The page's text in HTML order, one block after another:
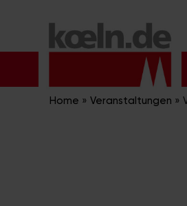
Inhalt
Home » Veranstaltungen »